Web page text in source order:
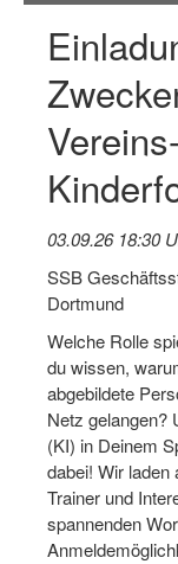
Sportabzeichen
Newsletter
Vereinssuche
Sportanlagen
Kinderschutz
03.09.26 18:30
SSB
Dortmund
Welche Rolle
du wissen,
abgebildete
Netz gelangen?
(KI) in Deinem
dabei! Wir laden
Trainer und
spannenden